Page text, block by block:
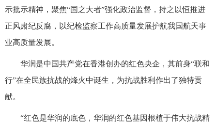
示批示精神，聚焦“国之大者”强化政治监督，持之以恒推进
正风肃纪反腐，以纪检监察工作高质量发展护航我国航天事
业高质量发展。
华润是中国共产党在香港创办的红色央企，其前身“联和
行”在全民族抗战的烽火中诞生，为抗战胜利作出了独特贡
献。
“红色是华润的底色，华润的红色基因根植于伟大抗战精